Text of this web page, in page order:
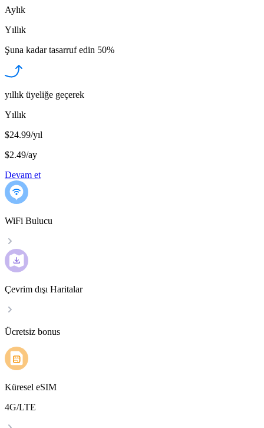
Aylık
Yıllık
Şuna kadar tasarruf edin 50%
yıllık üyeliğe geçerek
Yıllık
$24.99/yıl
$2.49/ay
Devam et
WiFi Bulucu
Çevrim dışı Haritalar
Ücretsiz bonus
Küresel eSIM
4G/LTE